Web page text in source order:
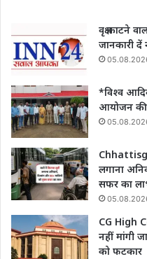
वृक्ष काटने
जानकारी दें
*विश्व
आयोजन की
लगाना
सफर का
CG High
नहीं मांगी
को फटकार